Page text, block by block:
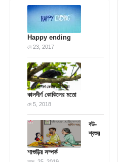
Happy ending
মে 23, 2017
কালদীর্ণ কোকিলের মতো
মে 5, 2018
বউ-
শ্বশুর
শাশুড়ির সম্পর্ক